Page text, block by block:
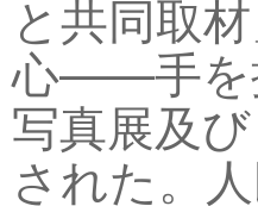
と共同取
心——手を
写真展及
された。